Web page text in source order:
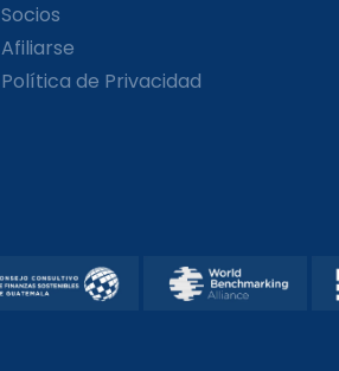
Socios
Afiliarse
Política de Privacidad